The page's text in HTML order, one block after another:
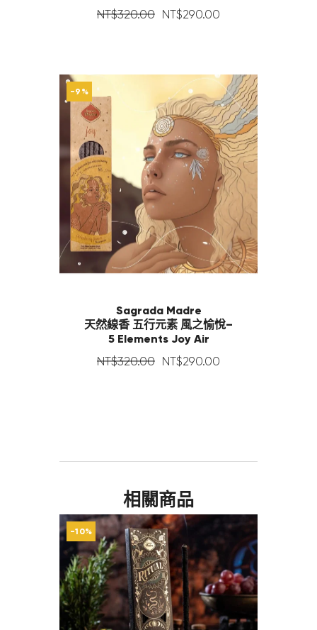
NT$320.00 NT$290.00
-9%
Sagrada Madre
天然線香 五行元素 風之愉悅–
5 Elements Joy Air
NT$320.00 NT$290.00
相關商品
-10%